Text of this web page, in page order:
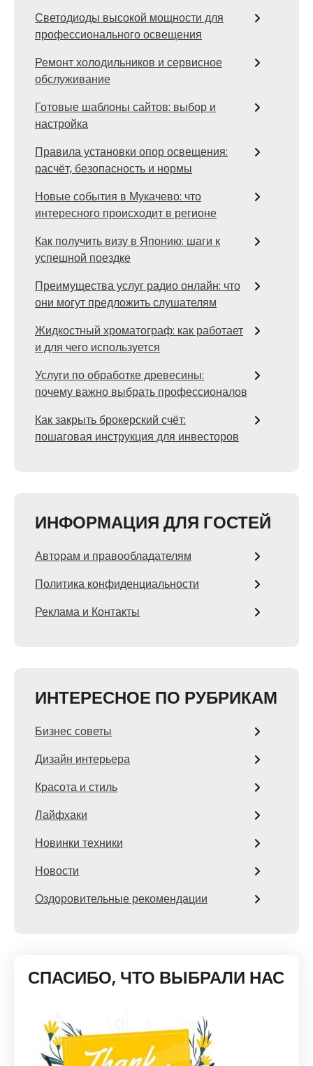
Светодиоды высокой мощности для
профессионального освещения
Ремонт холодильников и сервисное
обслуживание
Готовые шаблоны сайтов: выбор и
настройка
Правила установки опор освещения:
расчёт, безопасность и нормы
Новые события в Мукачево: что
интересного происходит в регионе
Как получить визу в Японию: шаги к
успешной поездке
Преимущества услуг радио онлайн: что
они могут предложить слушателям
Жидкостный хроматограф: как работает
и для чего используется
Услуги по обработке древесины:
почему важно выбрать профессионалов
Как закрыть брокерский счёт:
пошаговая инструкция для инвесторов
ИНФОРМАЦИЯ ДЛЯ ГОСТЕЙ
Авторам и правообладателям
Политика конфиденциальности
Реклама и Контакты
ИНТЕРЕСНОЕ ПО РУБРИКАМ
Бизнес советы
Дизайн интерьера
Красота и стиль
Лайфхаки
Новинки техники
Новости
Оздоровительные рекомендации
СПАСИБО, ЧТО ВЫБРАЛИ НАС